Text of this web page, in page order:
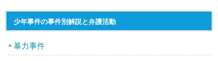
少年事件の事件別解説と弁護活動
暴力事件